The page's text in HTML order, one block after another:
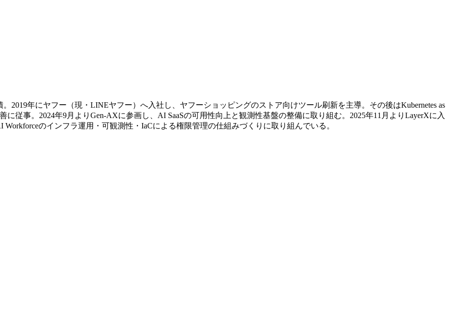
2019年にヤフー（現・LINEヤフー）へ入社し、ヤフーショッピングのストア向けツール刷新を主導。その後はKubernetes as
に従事。2024年9月よりGen-AXに参画し、AI SaaSの可用性向上と観測性基盤の整備に取り組む。2025年11月よりLayerXに入
のインフラ運用・可観測性・IaCによる権限管理の仕組みづくりに取り組んでいる。